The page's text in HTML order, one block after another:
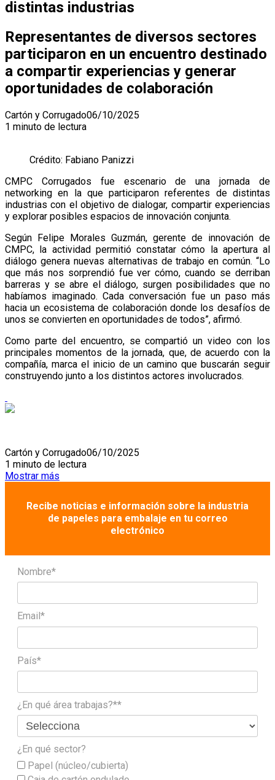
distintas industrias
Representantes de diversos sectores
participaron en un encuentro destinado
a compartir experiencias y generar
oportunidades de colaboración
Cartón y Corrugado06/10/2025
1 minuto de lectura
Crédito: Fabiano Panizzi
CMPC Corrugados fue escenario de una jornada de
networking en la que participaron referentes de distintas
industrias con el objetivo de dialogar, compartir experiencias
y explorar posibles espacios de innovación conjunta.
Según Felipe Morales Guzmán, gerente de innovación de
CMPC, la actividad permitió constatar cómo la apertura al
diálogo genera nuevas alternativas de trabajo en común. “Lo
que más nos sorprendió fue ver cómo, cuando se derriban
barreras y se abre el diálogo, surgen posibilidades que no
habíamos imaginado. Cada conversación fue un paso más
hacia un ecosistema de colaboración donde los desafíos de
unos se convierten en oportunidades de todos”, afirmó.
Como parte del encuentro, se compartió un video con los
principales momentos de la jornada, que, de acuerdo con la
compañía, marca el inicio de un camino que buscarán seguir
construyendo junto a los distintos actores involucrados.
Cartón y Corrugado06/10/2025
1 minuto de lectura
Mostrar más
Recibe noticias e información sobre la industria
de papeles para embalaje en tu correo
electrónico
Nombre*
Email*
País*
¿En qué área trabajas?**
¿En qué sector?
Papel (núcleo/cubierta)